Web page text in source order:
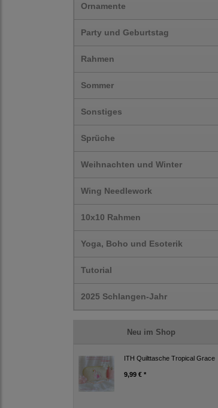
Ornamente
Party und Geburtstag
Rahmen
Sommer
Sonstiges
Sprüche
Weihnachten und Winter
Wing Needlework
10x10 Rahmen
Yoga, Boho und Esoterik
Tutorial
2025 Schlangen-Jahr
Neu im Shop
ITH Quilttasche Tropical Grace
9,99 € *